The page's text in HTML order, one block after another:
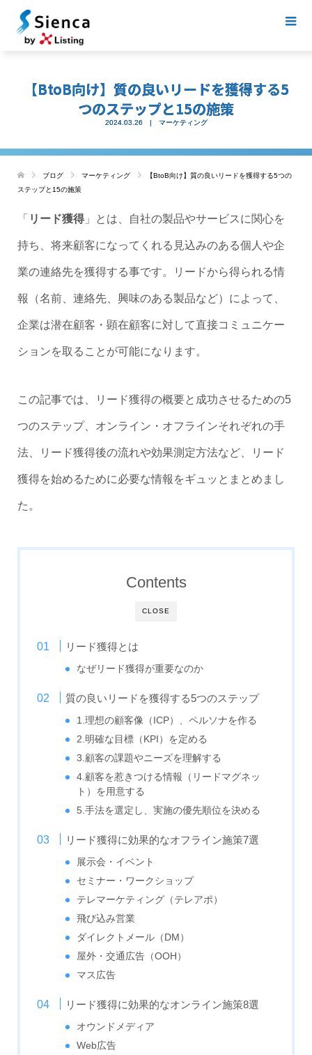
【BtoB向け】質の良いリードを獲得する5
つのステップと15の施策
2024.03.26 マーケティング
ブログ マーケティング
【BtoB向け】質の良いリードを獲得する5つの
ステップと15の施策
「 リード獲得」とは、自社の製品やサービスに関心を
持ち、将来顧客になってくれる見込みのある個人や企
業の連絡先を獲得する事です。リードから得られる情
報（名前、連絡先、興味のある製品など）によって、
企業は潜在顧客・顕在顧客に対して直接コミュニケー
ションを取ることが可能になります。
この記事では、リード獲得の概要と成功させるための5
つのステップ、オンライン・オフラインそれぞれの手
法、リード獲得後の流れや効果測定方法など、リード
獲得を始めるために必要な情報をギュッとまとめまし
た。
CLOSE
Contents
リード獲得とは
なぜリード獲得が重要なのか
質の良いリードを獲得する5つのステップ
1.理想の顧客像（ICP）、ペルソナを作る
2.明確な目標（KPI）を定める
3.顧客の課題やニーズを理解する
4.顧客を惹きつける情報（リードマグネッ
ト）を用意する
5.手法を選定し、実施の優先順位を決める
リード獲得に効果的なオフライン施策7選
展示会・イベント
セミナー・ワークショップ
テレマーケティング（テレアポ）
飛び込み営業
ダイレクトメール（DM）
屋外・交通広告（OOH）
マス広告
リード獲得に効果的なオンライン施策8選
オウンドメディア
Web広告